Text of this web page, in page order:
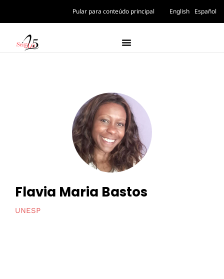
Pular para conteúdo principal English Español
Flavia Maria Bastos
UNESP